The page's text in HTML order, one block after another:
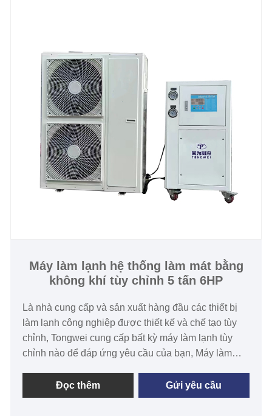
xảy ra sự cố trong phạm vi bảo hành Chúng tôi
mong muốn trở thành nhà cung cấp máy làm lạnh
bằng thép không gỉ tùy chỉnh lâu dài của bạn tại
Trung Quốc.
Công suất làm lạnh: 1/2 Tấn đến 100 Tấn
Chất làm lạnh: R22/R407c/R410a/R134A/R404a
Nguồn điện: 380V/50HZ /3PH (Tiêu chuẩn) / 208-
480V/60HZ/3PH (Tùy chỉnh)
Thương hiệu máy nén: Máy nén cuộn Panasonic
Loại thiết bị bay hơi: Cuộn dây thép không gỉ trong
Máy làm lạnh hệ thống làm mát bằng
không khí tùy chỉnh 5 tấn 6HP
Là nhà cung cấp và sản xuất hàng đầu các thiết bị
làm lạnh công nghiệp được thiết kế và chế tạo tùy
chỉnh, Tongwei cung cấp bất kỳ máy làm lạnh tùy
chỉnh nào để đáp ứng yêu cầu của bạn, Máy làm
tấn 6HP có thiết bị bay hơi và máy nén được lắp đặt
trong nhà và thiết bị ngưng tụ được lắp đặt ngoài
Đọc thêm Gửi yêu cầu